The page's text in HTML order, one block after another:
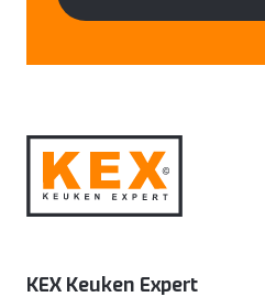
KEX Keuken Expert